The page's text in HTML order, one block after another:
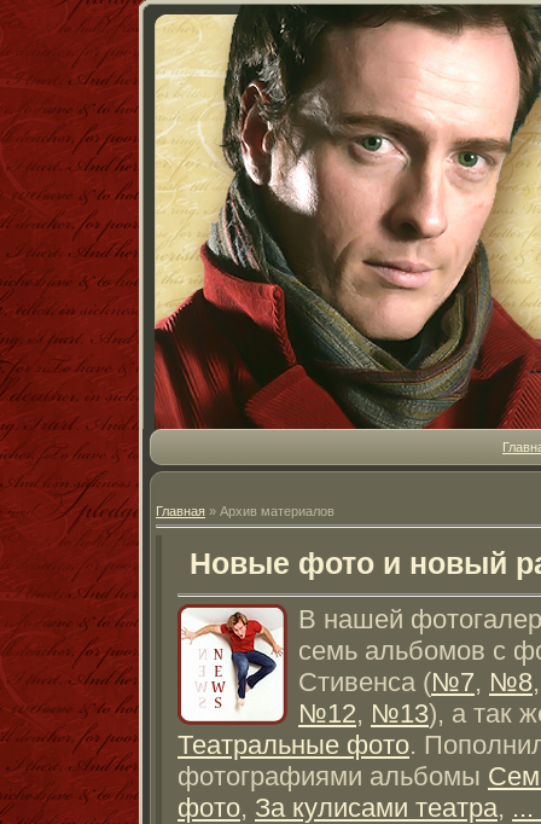
Главная » Архив материалов
Новые фото и новый
В нашей
семь альбомов с
Стивенса (№7, №8
№12, №13), а так
Театральные фото.
фотографиями альбомы
фото, За кулисами театра, ...